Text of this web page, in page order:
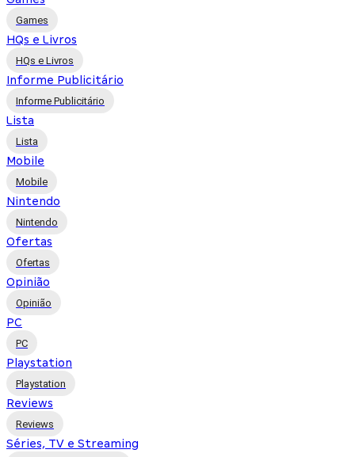
Games
HQs e Livros
HQs e Livros
Informe Publicitário
Informe Publicitário
Lista
Lista
Mobile
Mobile
Nintendo
Nintendo
Ofertas
Ofertas
Opinião
Opinião
PC
PC
Playstation
Playstation
Reviews
Reviews
Séries, TV e Streaming